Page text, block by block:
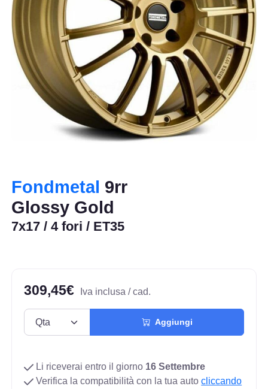
Fondmetal 9rr
Glossy Gold
7x17 / 4 fori / ET35
309,45€ Iva inclusa / cad.
Aggiungi
Li riceverai entro il giorno 16 Settembre
Verifica la compatibilità con la tua autocliccando